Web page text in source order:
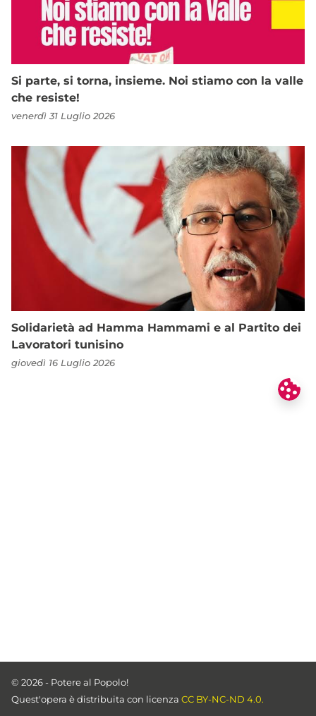
Si parte, si torna, insieme. Noi stiamo con la valle
che resiste!
venerdì 31 Luglio 2026
Solidarietà ad Hamma Hammami e al Partito dei
Lavoratori tunisino
giovedì 16 Luglio 2026
© 2026 - Potere al Popolo!
Quest'opera è distribuita con licenza CC BY-NC-ND 4.0.